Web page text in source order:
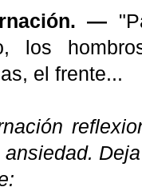
—
los
el frente...
ansiedad.